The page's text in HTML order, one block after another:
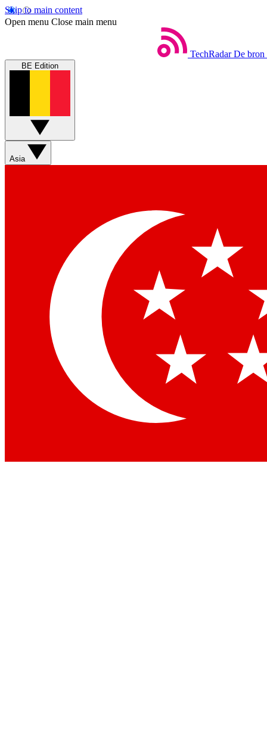
Skip to main content
Open menu Close main menu
TechRadar De bron
BE Edition
Asia